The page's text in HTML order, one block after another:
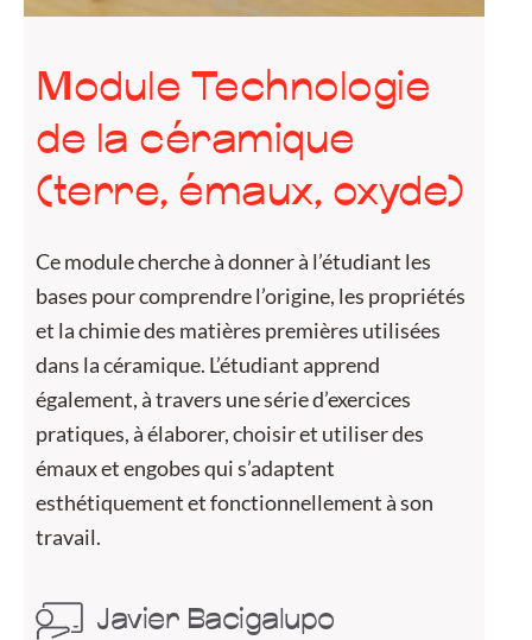
Module Technologie
de la céramique
(terre, émaux, oxyde)
Ce module cherche à donner à l’étudiant les
bases pour comprendre l’origine, les propriétés
et la chimie des matières premières utilisées
dans la céramique. L’étudiant apprend
également, à travers une série d’exercices
pratiques, à élaborer, choisir et utiliser des
émaux et engobes qui s’adaptent
esthétiquement et fonctionnellement à son
travail.
Javier Bacigalupo